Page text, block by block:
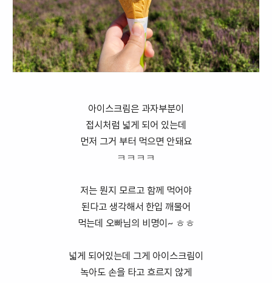
아이스크림은 과자부분이
접시처럼 넓게 되어 있는데
먼저 그거 부터 먹으면 안돼요
ㅋㅋㅋㅋ
저는 뭔지 모르고 함께 먹어야
된다고 생각해서 한입 깨물어
먹는데 오빠님의 비명이~ ㅎㅎ
넓게 되어있는데 그게 아이스크림이
녹아도 손을 타고 흐르지 않게